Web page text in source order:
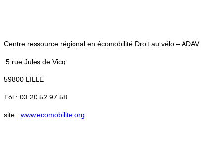
Centre ressource régional en écomobilité Droit au vélo – ADAV
5 rue Jules de Vicq
59800 LILLE
Tél : 03 20 52 97 58
site : www.ecomobilite.org